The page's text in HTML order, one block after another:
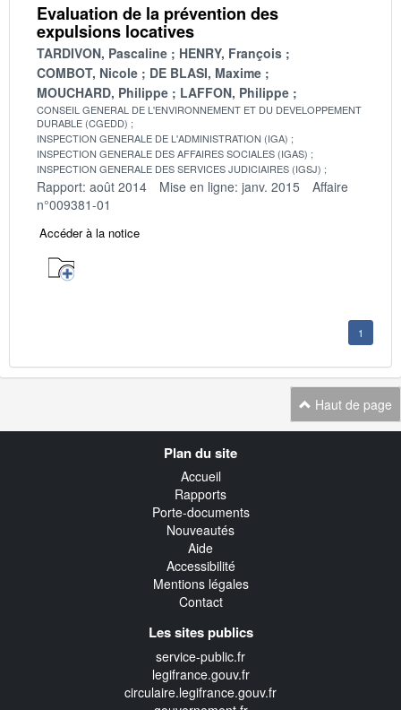
Evaluation de la prévention des
expulsions locatives
TARDIVON, Pascaline
HENRY, François
COMBOT, Nicole
DE BLASI, Maxime
MOUCHARD, Philippe
LAFFON, Philippe
CONSEIL GENERAL DE L'ENVIRONNEMENT ET DU DEVELOPPEMENT
DURABLE (CGEDD)
INSPECTION GENERALE DE L'ADMINISTRATION (IGA)
INSPECTION GENERALE DES AFFAIRES SOCIALES (IGAS)
INSPECTION GENERALE DES SERVICES JUDICIAIRES (IGSJ)
Rapport: août 2014 Mise en ligne: janv. 2015
Affaire
n°009381-01
Accéder à la notice
1
Haut de page
Plan du site
Accueil
Rapports
Porte-documents
Nouveautés
Aide
Accessibilité
Mentions légales
Contact
Les sites publics
service-public.fr
legifrance.gouv.fr
circulaire.legifrance.gouv.fr